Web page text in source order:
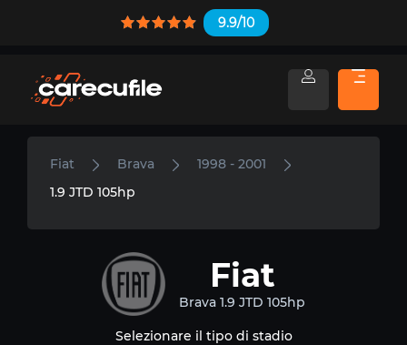
9.9/10
Fiat Brava
1998 - 2001
1.9 JTD 105hp
Fiat
Brava 1.9 JTD 105hp
Selezionare il tipo di stadio